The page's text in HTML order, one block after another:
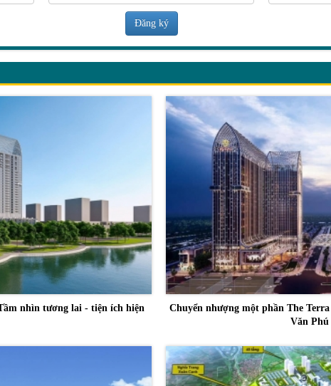
Đăng ký
nhìn tương lai - tiện ích hiện
Chuyển nhượng một phần The
Văn Phú